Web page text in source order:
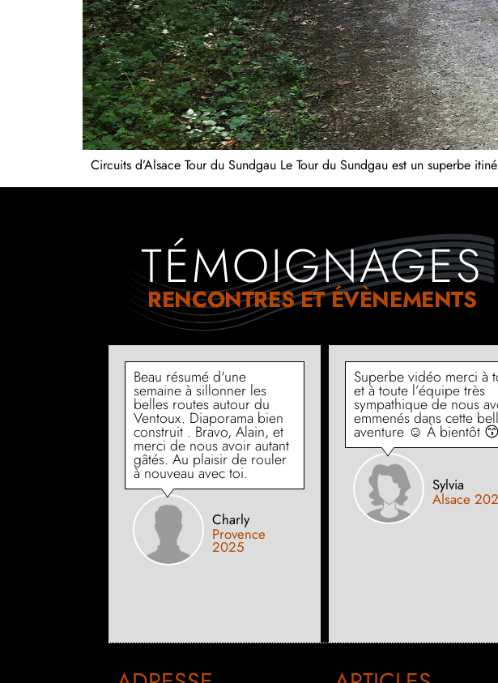
Circuits d’Alsace Tour du Sundgau Le Tour du Sundgau est un superbe
TÉMOIGNAGES
RENCONTRES ET ÉVÈNEMENTS
Beau résumé d'une
semaine à sillonner les
belles routes autour du
Ventoux. Diaporama bien
construit . Bravo, Alain, et
merci de nous avoir autant
gâtés. Au plaisir de rouler
à nouveau avec toi.
Charly
Provence
2025
Superbe vidéo merci à
et à toute l’équipe très
sympathique de nous
emmenés dans cette
aventure ☺ À bientôt 😙
Sylvia
Alsace